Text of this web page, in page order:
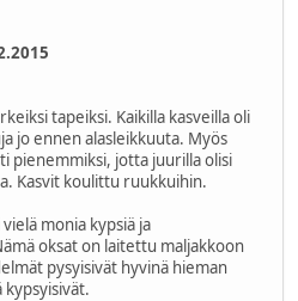
tapeiksi. Kaikilla kasveilla oli
jo ennen alasleikkuuta. Myös
pienemmiksi, jotta juurilla olisi
Kasvit koulittu ruukkuihin.
monia kypsiä ja
oksat on laitettu maljakkoon
pysyisivät hyvinä hieman
kypsyisivät.